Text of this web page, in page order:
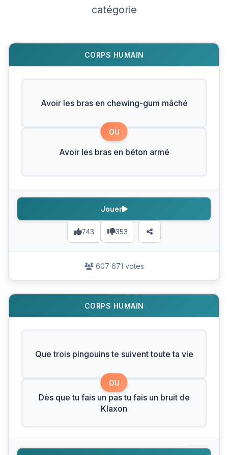
catégorie
CORPS HUMAIN
Avoir les bras en chewing-gum mâché
OU
Avoir les bras en béton armé
743 353
Jouer
607 671 votes
CORPS HUMAIN
Que trois pingouins te suivent toute ta vie
OU
Dès que tu fais un pas tu fais un bruit de
Klaxon